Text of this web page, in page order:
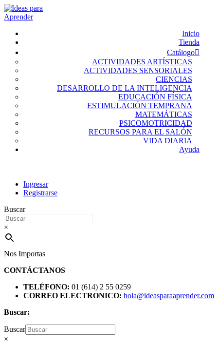
Inicio
Tienda
Catálogo
ACTIVIDADES ARTÍSTICAS
ACTIVIDADES SENSORIALES
CIENCIAS
DESARROLLO DE LA INTELIGENCIA
EDUCACIÓN FÍSICA
ESTIMULACIÓN TEMPRANA
MATEMÁTICAS
PSICOMOTRICIDAD
RECURSOS PARA EL SALÓN
VIDA DIARIA
Ayuda
Ingresar
Registrarse
Buscar
×
Nos Importas
CONTÁCTANOS
TELÉFONO: 01 (614) 2 55 0259
CORREO ELECTRONICO: hola@ideasparaaprender.com
Buscar:
Buscar
×